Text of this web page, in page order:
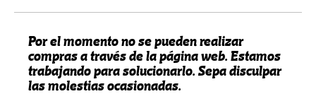
Por el momento no se pueden realizar
compras a través de la página web. Estamos
trabajando para solucionarlo. Sepa disculpar
las molestias ocasionadas.